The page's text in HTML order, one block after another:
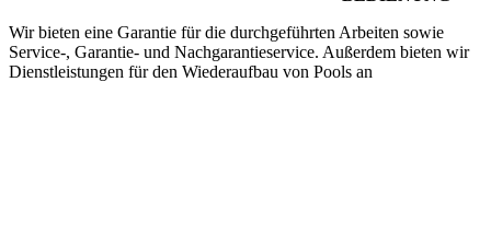
Wir bieten eine Garantie für die durchgeführten Arbeiten sowie
Service-, Garantie- und Nachgarantieservice. Außerdem bieten wir
Dienstleistungen für den Wiederaufbau von Pools an